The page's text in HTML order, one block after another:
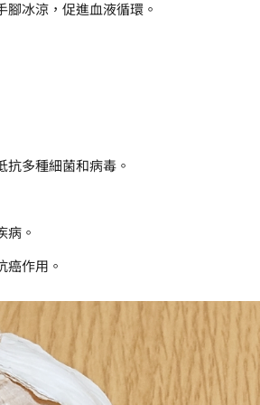
冰涼，促進血液循環。
抗多種細菌和病毒。
病。
癌作用。